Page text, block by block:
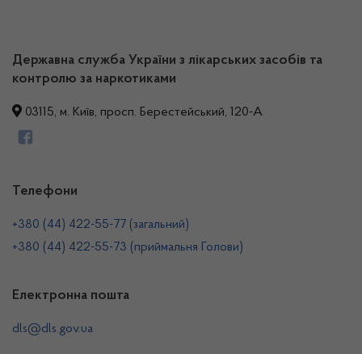
Державна служба України з лікарських засобів та
контролю за наркотиками
03115, м. Київ, просп. Берестейський, 120-А
Телефони
+380 (44) 422-55-77 (загальний)
+380 (44) 422-55-73 (приймальня Голови)
Електронна пошта
dls@dls.gov.ua